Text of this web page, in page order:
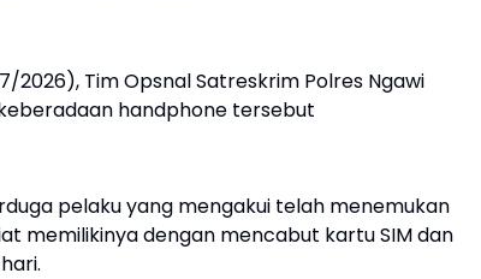
Tim Opsnal Satreskrim Polres Ngawi
handphone tersebut
pelaku yang mengakui telah menemukan
memilikinya dengan mencabut kartu SIM dan